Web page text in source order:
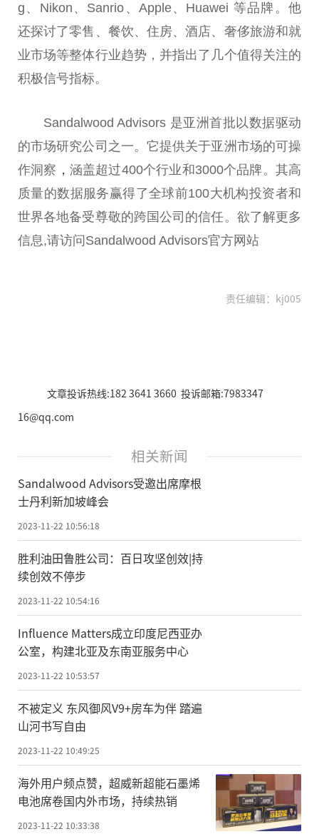
g、Nikon、Sanrio、Apple、Huawei 等品牌。他
还探讨了零售、餐饮、住房、酒店、奢侈旅游和就
业市场等整体行业趋势，并指出了几个值得关注的
积极信号指标。
Sandalwood Advisors 是亚洲首批以数据驱动
的市场研究公司之一。它提供关于亚洲市场的可操
作洞察 ， 涵盖超过400个行业和3000个品牌。其高
质量的数据服务赢得了全球前100大机构投资者和
世界各地备受尊敬的跨国公司的信任。欲了解更多
信息,请访问Sandalwood Advisors官方网站
责任编辑：kj005
文章投诉热线:182 3641 3660 投诉邮箱:7983347
16@qq.com
相关新闻
Sandalwood Advisors受邀出席摩根
士丹利新加坡峰会
2023-11-22 10:56:18
胜利油田鲁胜公司：百日攻坚创效|持
续创效不停步
2023-11-22 10:54:16
Influence Matters成立印度尼西亚办
公室，构建北亚及东南亚服务中心
2023-11-22 10:53:57
不被定义 东风御风V9+房车为伴 踏遍
山河书写自由
2023-11-22 10:49:25
海外用户频点赞，超威新超能石墨烯
电池席卷国内外市场，持续热销
2023-11-22 10:33:38